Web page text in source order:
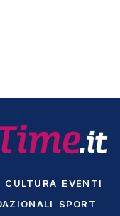
CULTURA EVENTI
SPORT